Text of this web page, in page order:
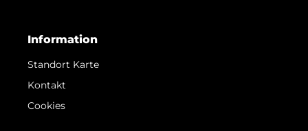
Information
Standort Karte
Kontakt
Cookies